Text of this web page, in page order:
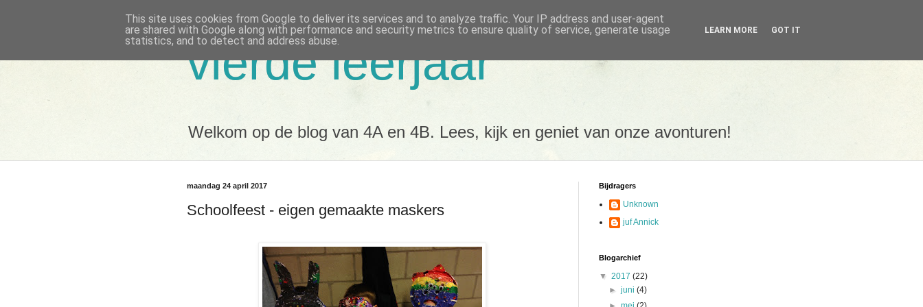
vierde leerjaar
Welkom op de blog van 4A en 4B. Lees, kijk en geniet van onze avonturen!
maandag 24 april 2017
Schoolfeest - eigen gemaakte maskers
Bijdragers
Unknown
juf Annick
Blogarchief
▼ 2017 (22)
►juni(4)
This site uses cookies from Google to deliver its services and to analyze traffic. Your IP address and user-agent
are shared with Google along with performance and security metrics to ensure quality of service, generate usage
statistics, and to detect and address abuse.
LEARN MORE GOT IT